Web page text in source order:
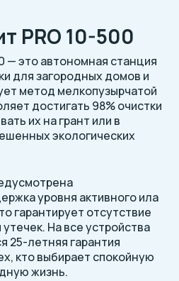
PRO 10-500
— это автономная станция
для загородных домов и
метод мелкопузырчатой
достигать 98% очистки
их на грант или в
экологических
уровня активного ила
гарантирует отсутствие
На все устройства
25-летняя гарантия
кто выбирает спокойную
жизнь.